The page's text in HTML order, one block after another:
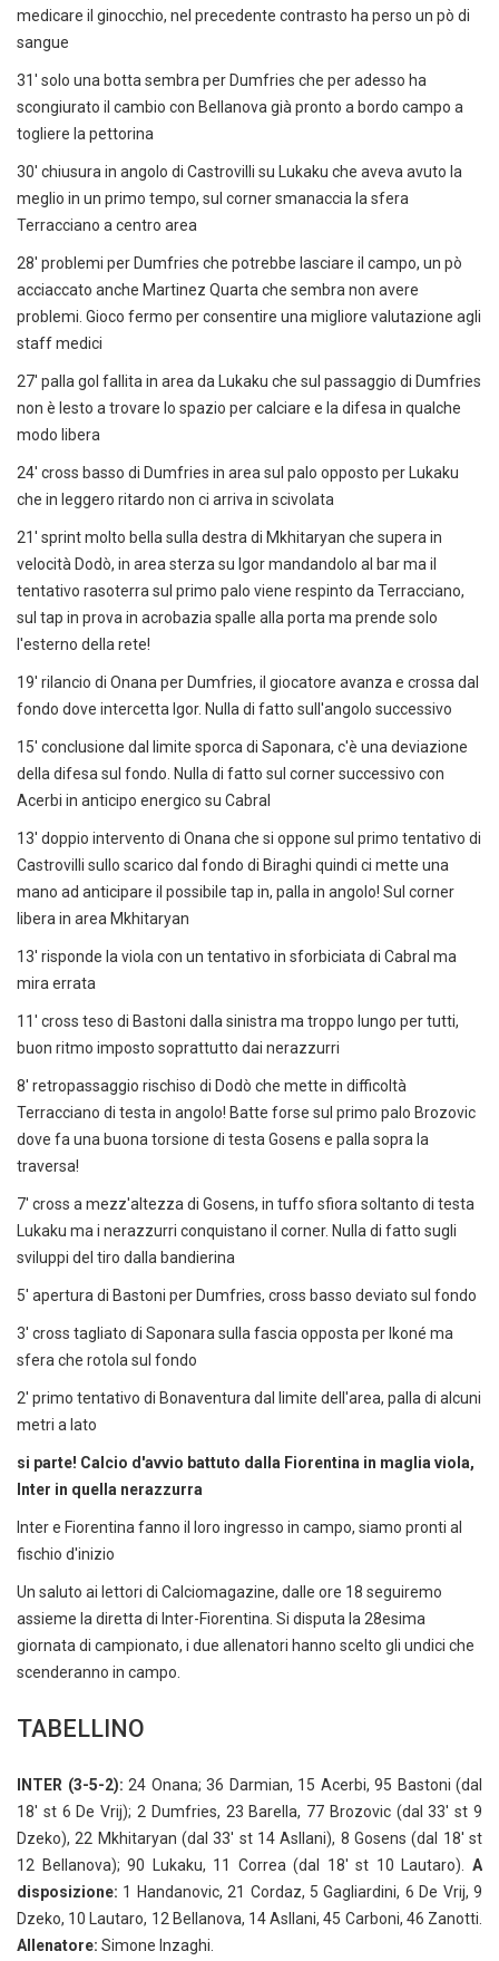
medicare il ginocchio, nel precedente contrasto ha perso un pò di
sangue
31' solo una botta sembra per Dumfries che per adesso ha
scongiurato il cambio con Bellanova già pronto a bordo campo a
togliere la pettorina
30' chiusura in angolo di Castrovilli su Lukaku che aveva avuto la
meglio in un primo tempo, sul corner smanaccia la sfera
Terracciano a centro area
28' problemi per Dumfries che potrebbe lasciare il campo, un pò
acciaccato anche Martinez Quarta che sembra non avere
problemi. Gioco fermo per consentire una migliore valutazione agli
staff medici
27' palla gol fallita in area da Lukaku che sul passaggio di Dumfries
non è lesto a trovare lo spazio per calciare e la difesa in qualche
modo libera
24' cross basso di Dumfries in area sul palo opposto per Lukaku
che in leggero ritardo non ci arriva in scivolata
21' sprint molto bella sulla destra di Mkhitaryan che supera in
velocità Dodò, in area sterza su Igor mandandolo al bar ma il
tentativo rasoterra sul primo palo viene respinto da Terracciano,
sul tap in prova in acrobazia spalle alla porta ma prende solo
l'esterno della rete!
19' rilancio di Onana per Dumfries, il giocatore avanza e crossa dal
fondo dove intercetta Igor. Nulla di fatto sull'angolo successivo
15' conclusione dal limite sporca di Saponara, c'è una deviazione
della difesa sul fondo. Nulla di fatto sul corner successivo con
Acerbi in anticipo energico su Cabral
13' doppio intervento di Onana che si oppone sul primo tentativo di
Castrovilli sullo scarico dal fondo di Biraghi quindi ci mette una
mano ad anticipare il possibile tap in, palla in angolo! Sul corner
libera in area Mkhitaryan
13' risponde la viola con un tentativo in sforbiciata di Cabral ma
mira errata
11' cross teso di Bastoni dalla sinistra ma troppo lungo per tutti,
buon ritmo imposto soprattutto dai nerazzurri
8' retropassaggio rischiso di Dodò che mette in difficoltà
Terracciano di testa in angolo! Batte forse sul primo palo Brozovic
dove fa una buona torsione di testa Gosens e palla sopra la
traversa!
7' cross a mezz'altezza di Gosens, in tuffo sfiora soltanto di testa
Lukaku ma i nerazzurri conquistano il corner. Nulla di fatto sugli
sviluppi del tiro dalla bandierina
5' apertura di Bastoni per Dumfries, cross basso deviato sul fondo
3' cross tagliato di Saponara sulla fascia opposta per Ikoné ma
sfera che rotola sul fondo
2' primo tentativo di Bonaventura dal limite dell'area, palla di alcuni
metri a lato
si parte! Calcio d'avvio battuto dalla Fiorentina in maglia viola,
Inter in quella nerazzurra
Inter e Fiorentina fanno il loro ingresso in campo, siamo pronti al
fischio d'inizio
Un saluto ai lettori di Calciomagazine, dalle ore 18 seguiremo
assieme la diretta di Inter-Fiorentina. Si disputa la 28esima
giornata di campionato, i due allenatori hanno scelto gli undici che
scenderanno in campo.
TABELLINO
INTER (3-5-2): 24 Onana; 36 Darmian, 15 Acerbi, 95 Bastoni (dal
18' st 6 De Vrij); 2 Dumfries, 23 Barella, 77 Brozovic (dal 33' st 9
Dzeko), 22 Mkhitaryan (dal 33' st 14 Asllani), 8 Gosens (dal 18' st
12 Bellanova); 90 Lukaku, 11 Correa (dal 18' st 10 Lautaro). A
disposizione: 1 Handanovic, 21 Cordaz, 5 Gagliardini, 6 De Vrij, 9
Dzeko, 10 Lautaro, 12 Bellanova, 14 Asllani, 45 Carboni, 46 Zanotti.
Allenatore: Simone Inzaghi.